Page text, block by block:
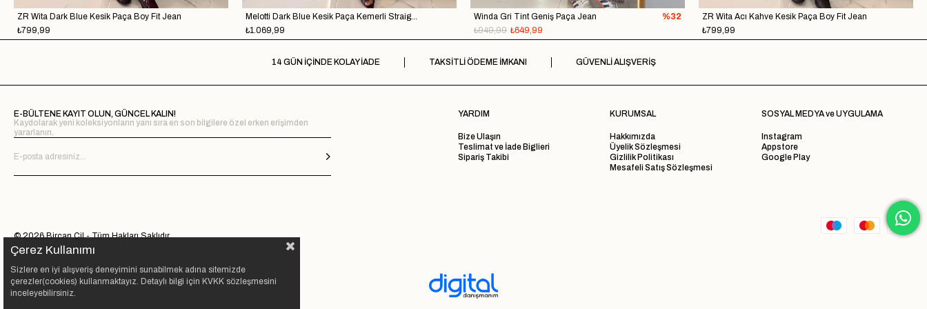
ZR Wita Dark Blue Kesik Paça Boy Fit Jean
₺799,99
Melotti Dark Blue Kesik Paça Kemerli Straight Jean
₺1.069,99
Winda Gri Tint Geniş Paça Jean
₺649,99
₺949,99
%32
ZR Wita Acı Kahve Kesik Paça Boy Fit Jean
₺799,99
14 GÜN İÇİNDE KOLAY İADE TAKSİTLİ ÖDEME İMKANI GÜVENLİ ALIŞVERİŞ
E-BÜLTENE KAYIT OLUN, GÜNCEL KALIN!
Kaydolarak yeni koleksiyonların yanı sıra en son bilgilere özel erken erişimden
yararlanın.
YARDIM
Bize Ulaşın
Teslimat ve İade Biglieri
Sipariş Takibi
KURUMSAL
Hakkımızda
Üyelik Sözleşmesi
Gizlilik Politikası
Mesafeli Satış Sözleşmesi
SOSYAL MEDYA ve UYGULAMA
Instagram
Appstore
Google Play
© 2026 Bircan Çil - Tüm Hakları Saklıdır.
Çerez Kullanımı
Sizlere en iyi alışveriş deneyimini sunabilmek adına sitemizde
çerezler(cookies) kullanmaktayız. Detaylı bilgi için KVKK sözleşmesini
inceleyebilirsiniz.